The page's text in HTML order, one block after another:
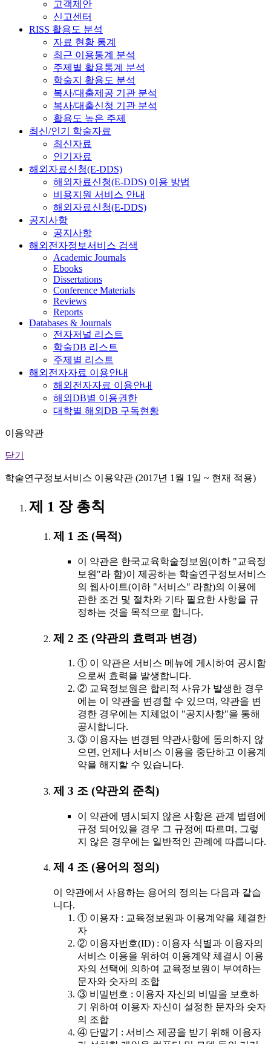
고객제안
신고센터
RISS 활용도 분석
자료 현황 통계
최근 이용통계 분석
주제별 활용통계 분석
학술지 활용도 분석
복사/대출제공 기관 분석
복사/대출신청 기관 분석
활용도 높은 주제
최신/인기 학술자료
최신자료
인기자료
해외자료신청(E-DDS)
해외자료신청(E-DDS) 이용 방법
비용지원 서비스 안내
해외자료신청(E-DDS)
공지사항
공지사항
해외전자정보서비스 검색
Academic Journals
Ebooks
Dissertations
Conference Materials
Reviews
Reports
Databases & Journals
전자저널 리스트
학술DB 리스트
주제별 리스트
해외전자자료 이용안내
해외전자자료 이용안내
해외DB별 이용권한
대학별 해외DB 구독현황
이용약관
닫기
학술연구정보서비스 이용약관 (2017년 1월 1일 ~ 현재 적용)
제 1 장 총칙
제 1 조 (목적)
이 약관은 한국교육학술정보원(이하 "교육정
보원"라 함)이 제공하는 학술연구정보서비스
의 웹사이트(이하 "서비스" 라함)의 이용에
관한 조건 및 절차와 기타 필요한 사항을 규
정하는 것을 목적으로 합니다.
제 2 조 (약관의 효력과 변경)
① 이 약관은 서비스 메뉴에 게시하여 공시함
으로써 효력을 발생합니다.
② 교육정보원은 합리적 사유가 발생한 경우
에는 이 약관을 변경할 수 있으며, 약관을 변
경한 경우에는 지체없이 "공지사항"을 통해
공시합니다.
③ 이용자는 변경된 약관사항에 동의하지 않
으면, 언제나 서비스 이용을 중단하고 이용계
약을 해지할 수 있습니다.
제 3 조 (약관외 준칙)
이 약관에 명시되지 않은 사항은 관계 법령에
규정 되어있을 경우 그 규정에 따르며, 그렇
지 않은 경우에는 일반적인 관례에 따릅니다.
제 4 조 (용어의 정의)
이 약관에서 사용하는 용어의 정의는 다음과 같습
니다.
① 이용자 : 교육정보원과 이용계약을 체결한
자
② 이용자번호(ID) : 이용자 식별과 이용자의
서비스 이용을 위하여 이용계약 체결시 이용
자의 선택에 의하여 교육정보원이 부여하는
문자와 숫자의 조합
③ 비밀번호 : 이용자 자신의 비밀을 보호하
기 위하여 이용자 자신이 설정한 문자와 숫자
의 조합
④ 단말기 : 서비스 제공을 받기 위해 이용자